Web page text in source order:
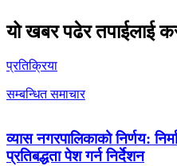
यो खबर पढेर तपाईलाई
प्रतिक्रिया
सम्बन्धित समाचार
व्यास नगरपालिकाको निर्णय:
प्रतिबद्धता पेश गर्न निर्देशन